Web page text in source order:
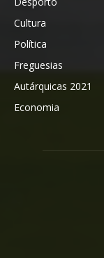
Cultura
Política
Freguesias
Autárquicas 2021
Economia